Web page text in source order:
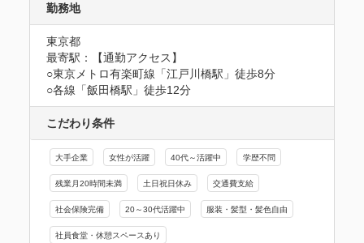
勤務地
東京都
最寄駅：【通勤アクセス】
○東京メトロ有楽町線「江戸川橋駅」徒歩8分
○各線「飯田橋駅」徒歩12分
こだわり条件
大手企業 女性が活躍 40代～活躍中 学歴不問
残業月20時間未満 土日祝日休み 交通費支給
社会保険完備 20～30代活躍中 服装・髪型・髪色自由
社員食堂・休憩スペースあり